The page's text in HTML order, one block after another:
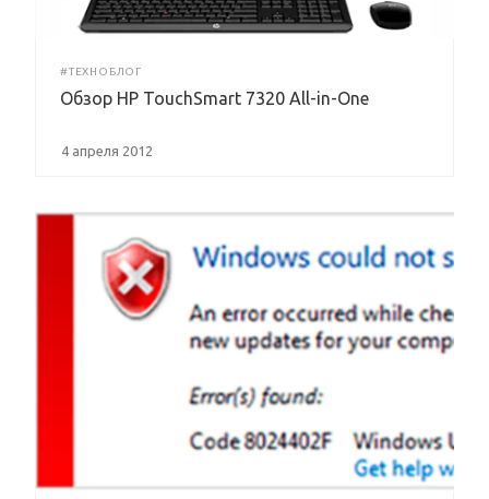
#ТЕХНОБЛОГ
Обзор HP TouchSmart 7320 All-in-One
4 апреля 2012